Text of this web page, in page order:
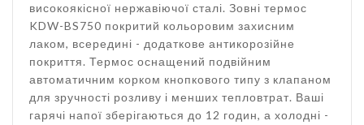
високоякісної нержавіючої сталі. Зовні термос
KDW-BS750 покритий кольоровим захисним
лаком, всередині - додаткове антикорозійне
покриття. Термос оснащений подвійним
автоматичним корком кнопкового типу з клапаном
для зручності розливу і менших тепловтрат. Ваші
гарячі напої зберігаються до 12 годин, а холодні -